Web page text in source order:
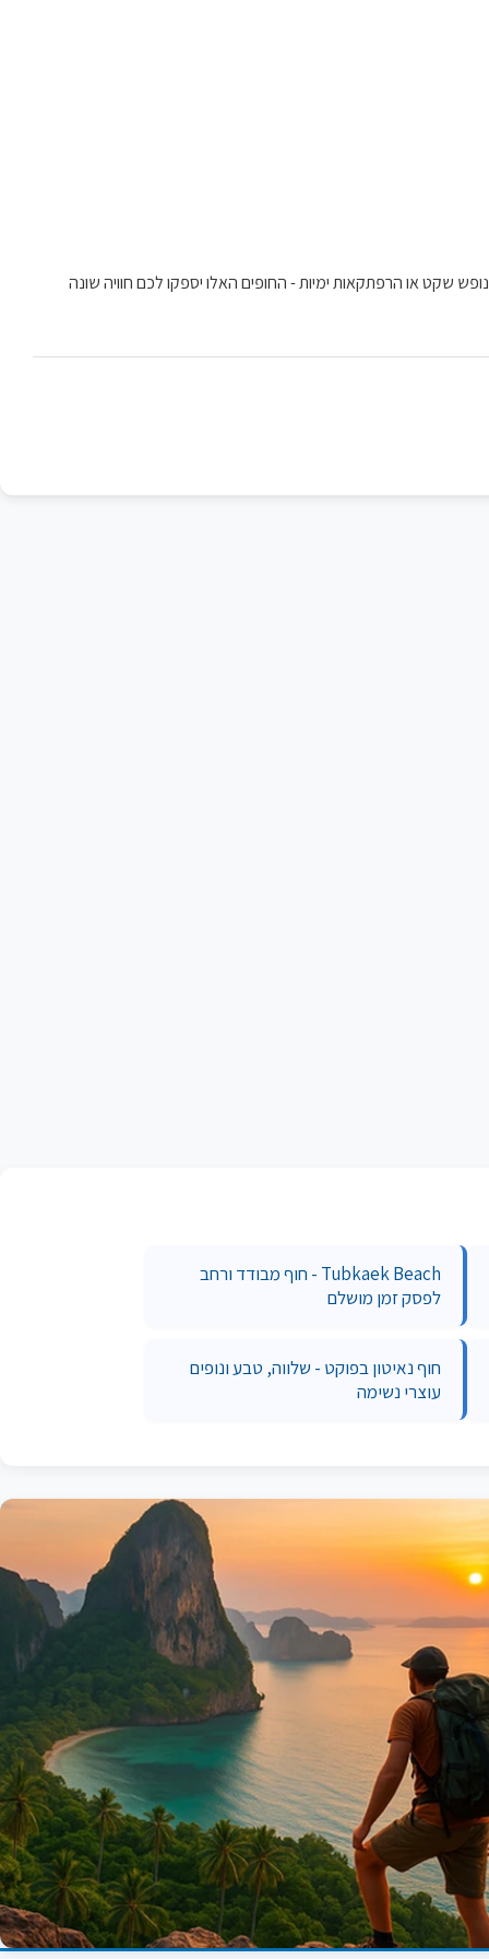
שקט או הרפתקאות ימיות - החופים האלו יספקו לכם חוויה שונה
Tubkaek Beach - חוף מבודד ורחב
לפסק זמן מושלם
חוף נאיטון בפוקט - שלווה, טבע ונופים
עוצרי נשימה